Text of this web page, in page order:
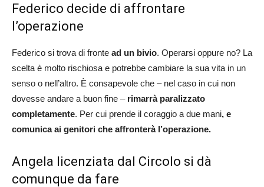
Federico decide di affrontare
l’operazione
Federico si trova di fronte ad un bivio. Operarsi oppure no? La
scelta è molto rischiosa e potrebbe cambiare la sua vita in un
senso o nell’altro. È consapevole che – nel caso in cui non
dovesse andare a buon fine – rimarrà paralizzato
completamente. Per cui prende il coraggio a due mani, e
comunica ai genitori che affronterà l’operazione.
Angela licenziata dal Circolo si dà
comunque da fare